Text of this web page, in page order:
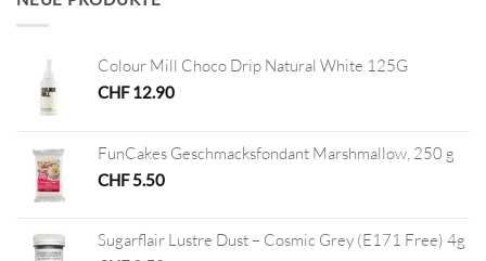
Colour Mill Choco Drip Natural White 125G
CHF12.90
FunCakes Geschmacksfondant Marshmallow, 250 g
CHF5.50
Sugarflair Lustre Dust – Cosmic Grey (E171 Free) 4g